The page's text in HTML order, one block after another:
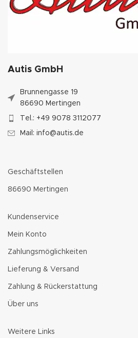
Autis GmbH
Brunnengasse 19
86690 Mertingen
Tel.: +49 9078 3112077
Mail: info@autis.de
Geschäftstellen
86690 Mertingen
Kundenservice
Mein Konto
Zahlungsmöglichkeiten
Lieferung & Versand
Zahlung & Rückerstattung
Über uns
Weitere Links